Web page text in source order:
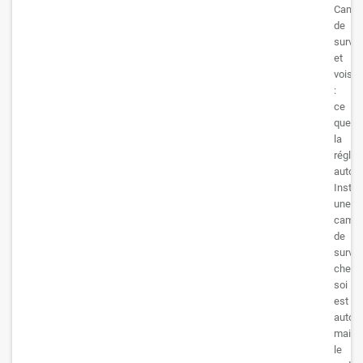
de
et
:
ce
que
la
une
de
chez
soi
est
mais
le